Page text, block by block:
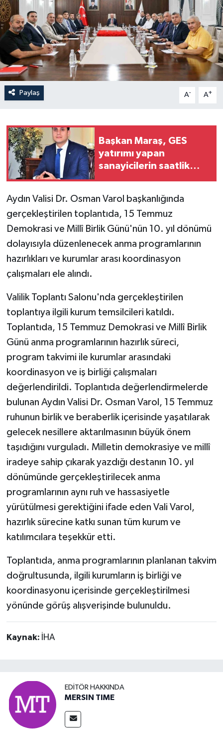
Paylaş A- A+
Başkan Maraş, GES
yatırımı yapan
sanayicilerin saatlik
Aydın Valisi Dr. Osman Varol başkanlığında
gerçekleştirilen toplantıda, 15 Temmuz
Demokrasi ve Millî Birlik Günü'nün 10. yıl dönümü
dolayısıyla düzenlenecek anma programlarının
hazırlıkları ve kurumlar arası koordinasyon
çalışmaları ele alındı.
Valilik Toplantı Salonu'nda gerçekleştirilen
toplantıya ilgili kurum temsilcileri katıldı.
Toplantıda, 15 Temmuz Demokrasi ve Millî Birlik
Günü anma programlarının hazırlık süreci,
program takvimi ile kurumlar arasındaki
koordinasyon ve iş birliği çalışmaları
değerlendirildi. Toplantıda değerlendirmelerde
bulunan Aydın Valisi Dr. Osman Varol, 15 Temmuz
ruhunun birlik ve beraberlik içerisinde yaşatılarak
gelecek nesillere aktarılmasının büyük önem
taşıdığını vurguladı. Milletin demokrasiye ve millî
iradeye sahip çıkarak yazdığı destanın 10. yıl
dönümünde gerçekleştirilecek anma
programlarının aynı ruh ve hassasiyetle
yürütülmesi gerektiğini ifade eden Vali Varol,
hazırlık sürecine katkı sunan tüm kurum ve
katılımcılara teşekkür etti.
Toplantıda, anma programlarının planlanan takvim
doğrultusunda, ilgili kurumların iş birliği ve
koordinasyonu içerisinde gerçekleştirilmesi
yönünde görüş alışverişinde bulunuldu.
Kaynak: İHA
EDITÖR HAKKINDA
MERSIN TIME